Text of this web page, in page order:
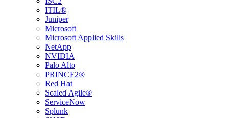
ITIL®
Juniper
Microsoft
Microsoft Applied Skills
NetApp
NVIDIA
Palo Alto
PRINCE2®
Red Hat
Scaled Agile®
ServiceNow
Splunk